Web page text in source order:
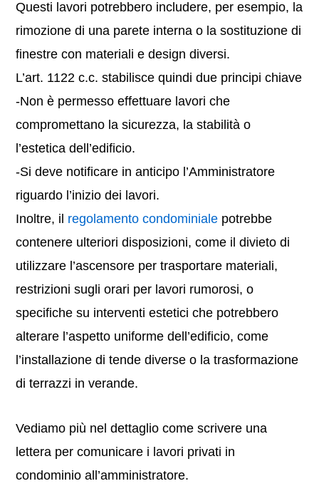
Questi lavori potrebbero includere, per esempio, la
rimozione di una parete interna o la sostituzione di
finestre con materiali e design diversi.
L’art. 1122 c.c. stabilisce quindi due principi chiave
-Non è permesso effettuare lavori che
compromettano la sicurezza, la stabilità o
l’estetica dell’edificio.
-Si deve notificare in anticipo l’Amministratore
riguardo l’inizio dei lavori.
Inoltre, il regolamento condominiale potrebbe
contenere ulteriori disposizioni, come il divieto di
utilizzare l’ascensore per trasportare materiali,
restrizioni sugli orari per lavori rumorosi, o
specifiche su interventi estetici che potrebbero
alterare l’aspetto uniforme dell’edificio, come
l’installazione di tende diverse o la trasformazione
di terrazzi in verande.
Vediamo più nel dettaglio come scrivere una
lettera per comunicare i lavori privati in
condominio all’amministratore.